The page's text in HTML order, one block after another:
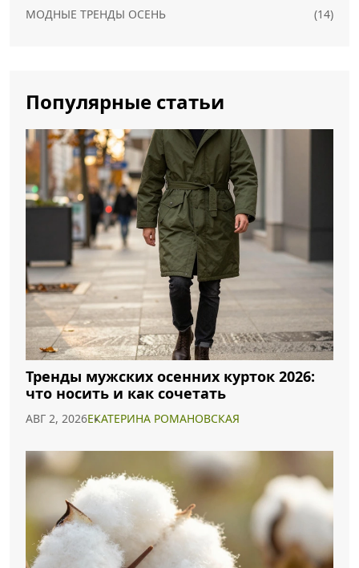
МОДНЫЕ ТРЕНДЫ ОСЕНЬ
(14)
Популярные статьи
Тренды мужских осенних курток 2026:
что носить и как сочетать
АВГ 2, 2026ЕКАТЕРИНА РОМАНОВСКАЯ